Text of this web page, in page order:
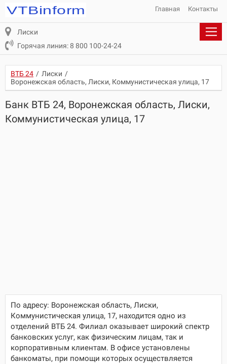
Главная Контакты
Лиски
Горячая линия: 8 800 100-24-24
ВТБ 24 / Лиски /
Воронежская область, Лиски, Коммунистическая улица, 17
Банк ВТБ 24, Воронежская область, Лиски,
Коммунистическая улица, 17
По адресу: Воронежская область, Лиски,
Коммунистическая улица, 17, находится одно из
отделений ВТБ 24. Филиал оказывает широкий спектр
банковских услуг, как физическим лицам, так и
корпоративным клиентам. В офисе установлены
банкоматы, при помощи которых осуществляется